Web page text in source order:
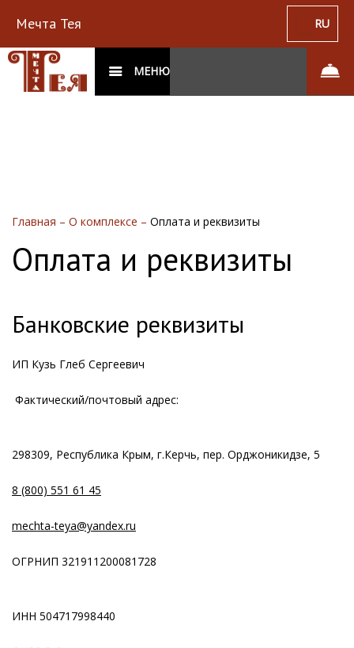
Мечта Тея RU
МЕНЮ
Главная – О комплексе – Оплата и реквизиты
Оплата и реквизиты
Банковские реквизиты
ИП Кузь Глеб Сергеевич
Фактический/почтовый адрес:
298309, Республика Крым, г.Керчь, пер. Орджоникидзе, 5
8 (800) 551 61 45
mechta-teya@yandex.ru
ОГРНИП 321911200081728
ИНН 504717998440